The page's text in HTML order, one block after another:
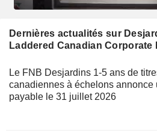
Dernières actualités sur
Laddered Canadian Corporate
Le FNB Desjardins 1-5 ans de
canadiennes à échelons annonce
payable le 31 juillet 2026